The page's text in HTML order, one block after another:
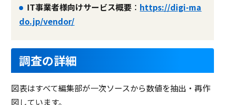
IT事業者様向けサービス概要 ： https://digi-ma
do.jp/vendor/
調査の詳細
図表はすべて編集部が一次ソースから数値を抽出・再作
図しています。